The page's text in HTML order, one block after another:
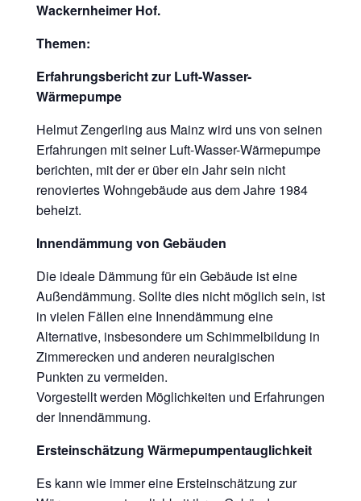
Wackernheimer Hof.
Themen:
Erfahrungsbericht zur Luft-Wasser-
Wärmepumpe
Helmut Zengerling aus Mainz wird uns von seinen
Erfahrungen mit seiner Luft-Wasser-Wärmepumpe
berichten, mit der er über ein Jahr sein nicht
renoviertes Wohngebäude aus dem Jahre 1984
beheizt.
Innendämmung von Gebäuden
Die ideale Dämmung für ein Gebäude ist eine
Außendämmung. Sollte dies nicht möglich sein, ist
in vielen Fällen eine Innendämmung eine
Alternative, insbesondere um Schimmelbildung in
Zimmerecken und anderen neuralgischen
Punkten zu vermeiden.
Vorgestellt werden Möglichkeiten und Erfahrungen
der Innendämmung.
Ersteinschätzung Wärmepumpentauglichkeit
Es kann wie immer eine Ersteinschätzung zur